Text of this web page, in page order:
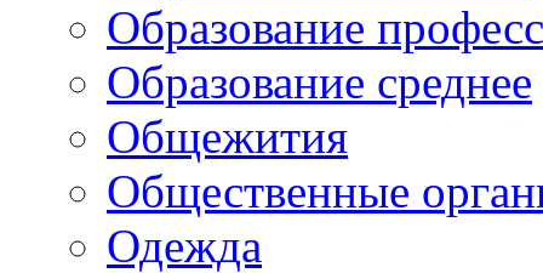
Образование
Образование среднее
Общежития
Общественные
Одежда